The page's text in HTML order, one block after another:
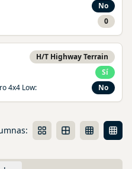
No
0
H/T Highway Terrain
Sí
4x4 Low: No